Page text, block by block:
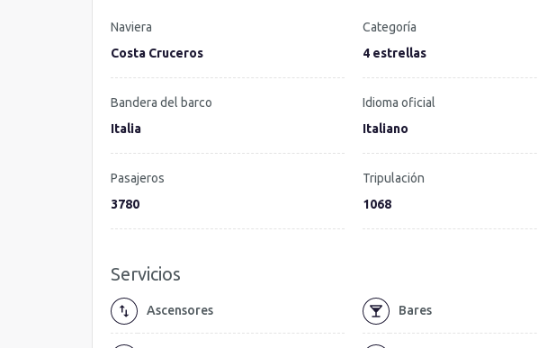
Naviera
Costa Cruceros
Categoría
4 estrellas
Bandera del barco
Italia
Idioma oficial
Italiano
Pasajeros
3780
Tripulación
1068
Servicios
Ascensores Bares